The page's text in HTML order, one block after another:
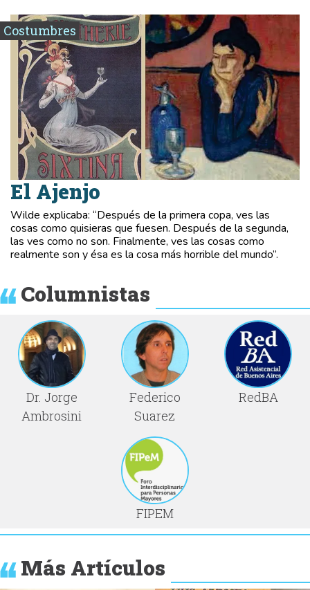
Costumbres
El Ajenjo
Wilde explicaba: “Después de la primera copa, ves las
cosas como quisieras que fuesen. Después de la segunda,
las ves como no son. Finalmente, ves las cosas como
realmente son y ésa es la cosa más horrible del mundo”.
Columnistas
Dr. Jorge
Ambrosini
Federico
Suarez
RedBA
FIPEM
Más Artículos